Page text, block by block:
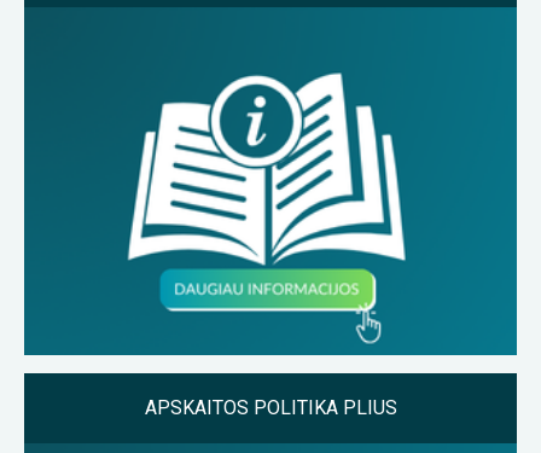
APSKAITOS POLITIKA PLIUS